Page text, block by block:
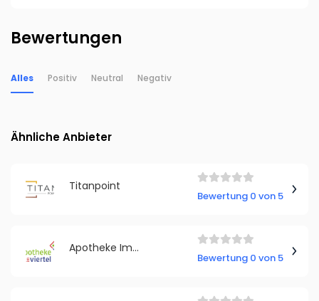
Bewertungen
Alles Positiv Neutral Negativ
Ähnliche Anbieter
Titanpoint
Bewertung 0 von 5
Apotheke Im Viertel
Bewertung 0 von 5